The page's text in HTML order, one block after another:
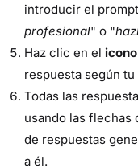
introducir el
profesional" o "
Haz clic en el
respuesta según
Todas las
usando las flechas
de respuestas
a él.